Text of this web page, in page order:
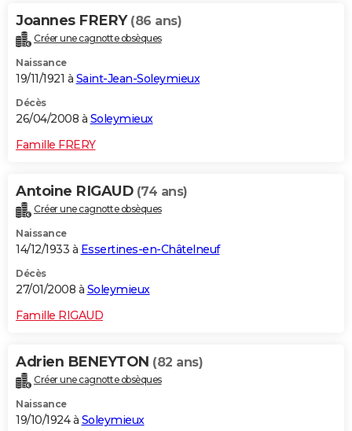
Joannes FRERY (86 ans)
Créer une cagnotte obsèques
Naissance
19/11/1921 à Saint-Jean-Soleymieux
Décès
26/04/2008 à Soleymieux
Famille FRERY
Antoine RIGAUD (74 ans)
Créer une cagnotte obsèques
Naissance
14/12/1933 à Essertines-en-Châtelneuf
Décès
27/01/2008 à Soleymieux
Famille RIGAUD
Adrien BENEYTON (82 ans)
Créer une cagnotte obsèques
Naissance
19/10/1924 à Soleymieux